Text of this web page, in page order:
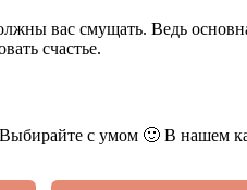
вас смущать. Ведь
счастье.
с умом 🙂 В нашем